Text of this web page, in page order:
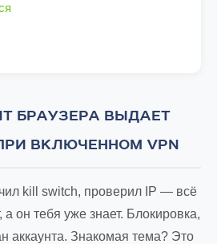
БРАУЗЕРА ВЫДАЕТ
ВКЛЮЧЕННОМ VPN
kill switch, проверил IP — всё
он тебя уже знает. Блокировка,
аккаунта. Знакомая тема? Это